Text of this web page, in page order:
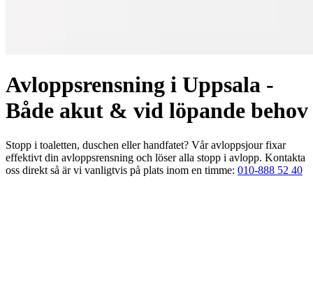
Avloppsrensning i Uppsala -
Både akut & vid löpande behov
Stopp i toaletten, duschen eller handfatet? Vår avloppsjour fixar
effektivt din avloppsrensning och löser alla stopp i avlopp. Kontakta
oss direkt så är vi vanligtvis på plats inom en timme: 010-888 52 40